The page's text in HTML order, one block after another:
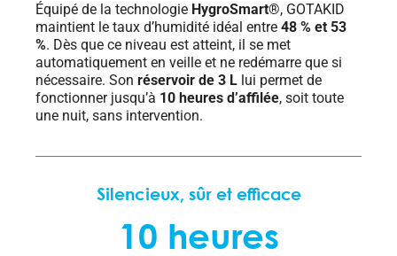
Équipé de la technologie HygroSmart®, GOTAKID
maintient le taux d’humidité idéal entre 48 % et 53
%. Dès que ce niveau est atteint, il se met
automatiquement en veille et ne redémarre que si
nécessaire. Son réservoir de 3 L lui permet de
fonctionner jusqu’à 10 heures d’affilée, soit toute
une nuit, sans intervention.
Silencieux, sûr et efficace
10 heures